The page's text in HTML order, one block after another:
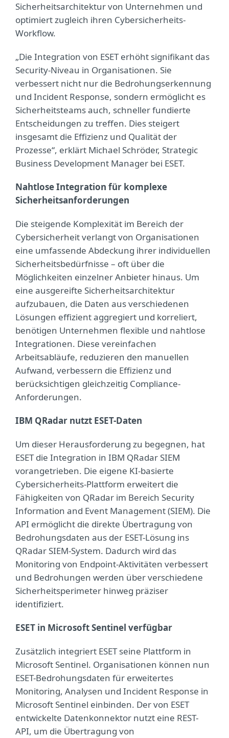
Sicherheitsarchitektur von Unternehmen und
optimiert zugleich ihren Cybersicherheits-
Workflow.
„Die Integration von ESET erhöht signifikant das
Security-Niveau in Organisationen. Sie
verbessert nicht nur die Bedrohungserkennung
und Incident Response, sondern ermöglicht es
Sicherheitsteams auch, schneller fundierte
Entscheidungen zu treffen. Dies steigert
insgesamt die Effizienz und Qualität der
Prozesse“, erklärt Michael Schröder, Strategic
Business Development Manager bei ESET.
Nahtlose Integration für komplexe
Sicherheitsanforderungen
Die steigende Komplexität im Bereich der
Cybersicherheit verlangt von Organisationen
eine umfassende Abdeckung ihrer individuellen
Sicherheitsbedürfnisse – oft über die
Möglichkeiten einzelner Anbieter hinaus. Um
eine ausgereifte Sicherheitsarchitektur
aufzubauen, die Daten aus verschiedenen
Lösungen effizient aggregiert und korreliert,
benötigen Unternehmen flexible und nahtlose
Integrationen. Diese vereinfachen
Arbeitsabläufe, reduzieren den manuellen
Aufwand, verbessern die Effizienz und
berücksichtigen gleichzeitig Compliance-
Anforderungen.
IBM QRadar nutzt ESET-Daten
Um dieser Herausforderung zu begegnen, hat
ESET die Integration in IBM QRadar SIEM
vorangetrieben. Die eigene KI-basierte
Cybersicherheits-Plattform erweitert die
Fähigkeiten von QRadar im Bereich Security
Information and Event Management (SIEM). Die
API ermöglicht die direkte Übertragung von
Bedrohungsdaten aus der ESET-Lösung ins
QRadar SIEM-System. Dadurch wird das
Monitoring von Endpoint-Aktivitäten verbessert
und Bedrohungen werden über verschiedene
Sicherheitsperimeter hinweg präziser
identifiziert.
ESET in Microsoft Sentinel verfügbar
Zusätzlich integriert ESET seine Plattform in
Microsoft Sentinel. Organisationen können nun
ESET-Bedrohungsdaten für erweitertes
Monitoring, Analysen und Incident Response in
Microsoft Sentinel einbinden. Der von ESET
entwickelte Datenkonnektor nutzt eine REST-
API, um die Übertragung von